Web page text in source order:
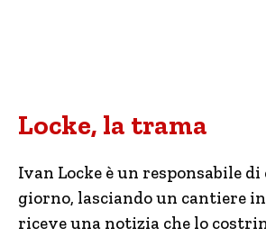
Locke, la trama
Ivan Locke è un responsabile
giorno, lasciando un cantiere
riceve una notizia che lo